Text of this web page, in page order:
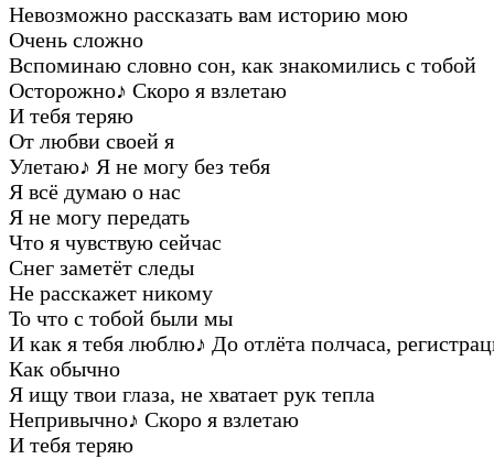
Невозможно рассказать вам историю мою
Очень сложно
Вспоминаю словно сон, как знакомились с тобой
Осторожно♪ Скоро я взлетаю
И тебя теряю
От любви своей я
Улетаю♪ Я не могу без тебя
Я всё думаю о нас
Я не могу передать
Что я чувствую сейчас
Снег заметёт следы
Не расскажет никому
То что с тобой были мы
И как я тебя люблю♪ До отлёта полчаса,
Как обычно
Я ищу твои глаза, не хватает рук тепла
Непривычно♪ Скоро я взлетаю
И тебя теряю